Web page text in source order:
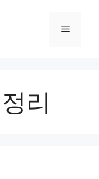
메
리